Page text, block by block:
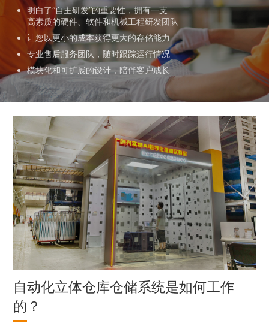
明白了“自主研发”的重要性，拥有一支
高素质的硬件、软件和机械工程研发团队
让您以更小的成本获得更大的存储能力
专业售后服务团队，随时跟踪运行情况
模块化和可扩展的设计，陪伴客户成长
自动化立体仓库仓储系统是如何工作
的？